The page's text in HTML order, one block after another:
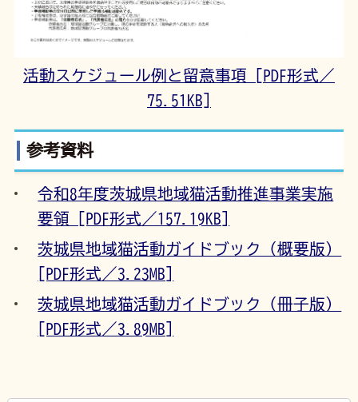
活動スケジュール例と留意事項 [PDF形式／
75.51KB]
参考資料
令和8年度茨城県地域猫活動推進事業実施
要領 [PDF形式／157.19KB]
茨城県地域猫活動ガイドブック（概要版）
[PDF形式／3.23MB]
茨城県地域猫活動ガイドブック（冊子版）
[PDF形式／3.89MB]